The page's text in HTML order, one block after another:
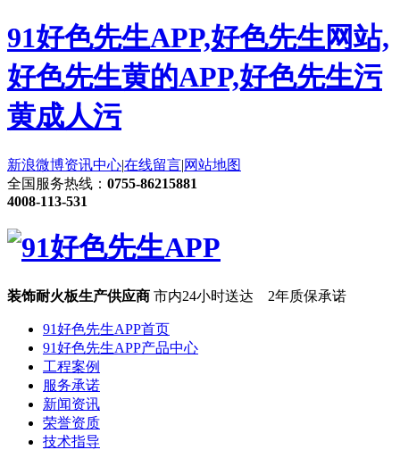
91好色先生APP,好色先生网站,
好色先生黄的APP,好色先生污
黄成人污
新浪微博资讯中心|在线留言|网站地图
全国服务热线： 0755-86215881
4008-113-531
装饰耐火板生产供应商 市内24小时送达 2年质保承诺
91好色先生APP首页
91好色先生APP产品中心
工程案例
服务承诺
新闻资讯
荣誉资质
技术指导